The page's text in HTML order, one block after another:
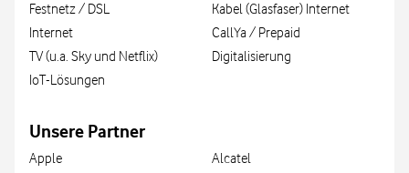
Festnetz / DSL
Internet
TV (u.a. Sky und Netflix)
IoT-Lösungen
Kabel (Glasfaser) Internet
CallYa / Prepaid
Digitalisierung
Unsere Partner
Apple
Alcatel